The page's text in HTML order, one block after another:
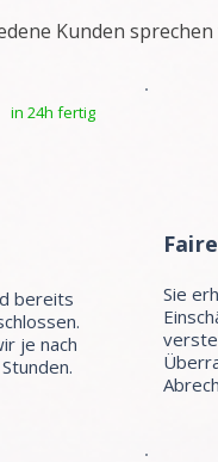
Kunden
in 24h fertig
bereits
je nach
Sie